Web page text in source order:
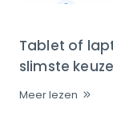
Tablet of
slimste
Meer lezen